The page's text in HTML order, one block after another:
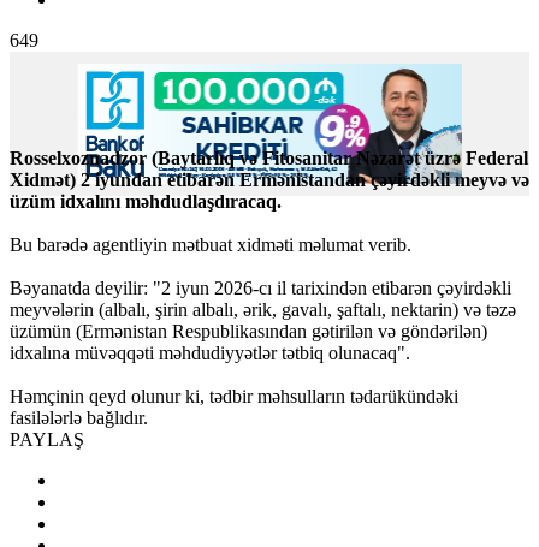
649
Rosselxoznadzor (Baytarlıq və Fitosanitar Nəzarət üzrə Federal
Xidmət) 2 iyundan etibarən Ermənistandan çəyirdəkli meyvə və
üzüm idxalını məhdudlaşdıracaq.
Bu barədə agentliyin mətbuat xidməti məlumat verib.
Bəyanatda deyilir: "2 iyun 2026-cı il tarixindən etibarən çəyirdəkli
meyvələrin (albalı, şirin albalı, ərik, gavalı, şaftalı, nektarin) və təzə
üzümün (Ermənistan Respublikasından gətirilən və göndərilən)
idxalına müvəqqəti məhdudiyyətlər tətbiq olunacaq".
Həmçinin qeyd olunur ki, tədbir məhsulların tədarükündəki
fasilələrlə bağlıdır.
PAYLAŞ